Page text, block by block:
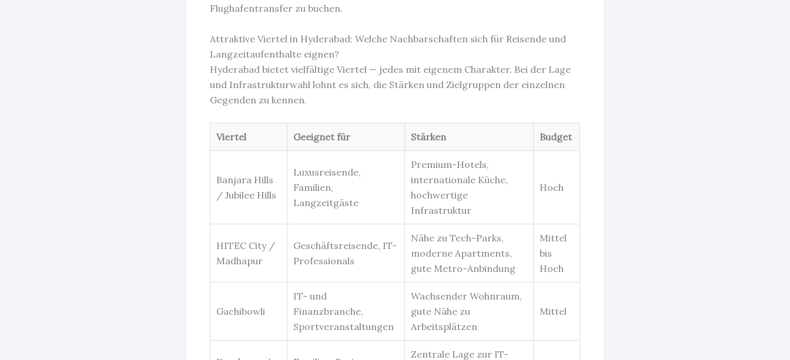
Flughafentransfer zu buchen.
Attraktive Viertel in Hyderabad: Welche Nachbarschaften sich für Reisende und
Langzeitaufenthalte eignen?
Hyderabad bietet vielfältige Viertel — jedes mit eigenem Charakter. Bei der Lage
und Infrastrukturwahl lohnt es sich, die Stärken und Zielgruppen der einzelnen
Gegenden zu kennen.
Viertel Geeignet für Stärken Budget
Banjara Hills
/ Jubilee Hills
Luxusreisende,
Familien,
Langzeitgäste
Premium-Hotels,
internationale Küche,
hochwertige
Infrastruktur
Hoch
HITEC City /
Madhapur
Geschäftsreisende, IT-
Professionals
Nähe zu Tech-Parks,
moderne Apartments,
gute Metro-Anbindung
Mittel
bis
Hoch
Gachibowli
IT- und
Finanzbranche,
Sportveranstaltungen
Wachsender Wohnraum,
gute Nähe zu
Arbeitsplätzen
Mittel
Zentrale Lage zur IT-